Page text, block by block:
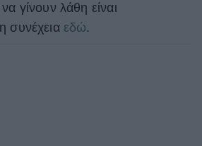
γίνουν λάθη είναι
συνέχεια εδώ.